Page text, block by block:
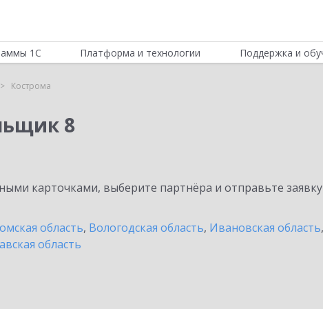
1С Платформа и технологии Поддержка и
Кострома
8
карточками, выберите партнёра и отправьте
область, Вологодская область, Ивановская область,
область